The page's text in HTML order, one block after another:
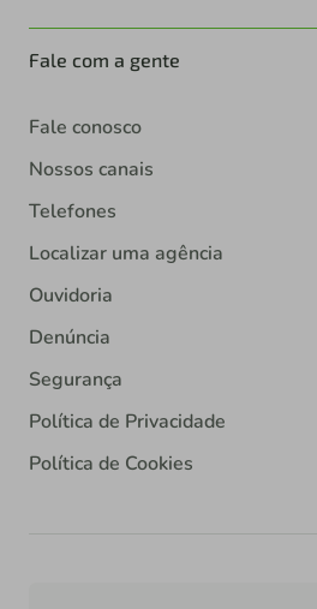
Fale com a gente
Fale conosco
Nossos canais
Telefones
Localizar uma agência
Ouvidoria
Denúncia
Segurança
Política de Privacidade
Política de Cookies